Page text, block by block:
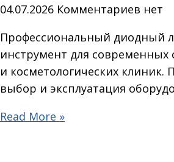
04.07.2026 Комментариев нет
Профессиональный диодный
инструмент для современных
и косметологических клиник.
выбор и эксплуатация
Read More »